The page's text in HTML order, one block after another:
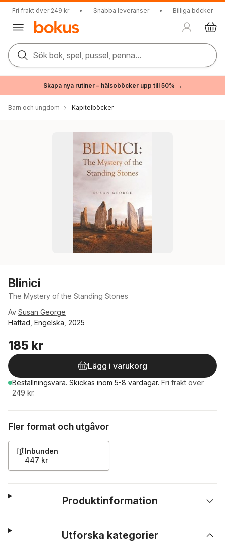
Fri frakt över 249 kr • Snabba leveranser • Billiga böcker
Sök bok, spel, pussel, penna...
Skapa nya rutiner – hälsoböcker upp till 50% →
Barn och ungdom Kapitelböcker
Blinici
The Mystery of the Standing Stones
Av Susan George
Häftad, Engelska, 2025
185 kr
Lägg i varukorg
Beställningsvara. Skickas inom 5-8 vardagar. Fri frakt över
249 kr.
Fler format och utgåvor
Inbunden
447 kr
Produktinformation
Utforska kategorier